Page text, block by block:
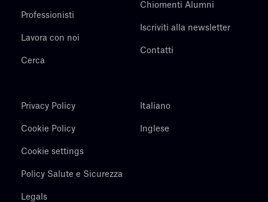
Professionisti
Lavora con noi
Cerca
Chiomenti Alumni
Iscriviti alla newsletter
Contatti
Privacy Policy
Cookie Policy
Cookie settings
Policy Salute e Sicurezza
Legals
Italiano
Inglese